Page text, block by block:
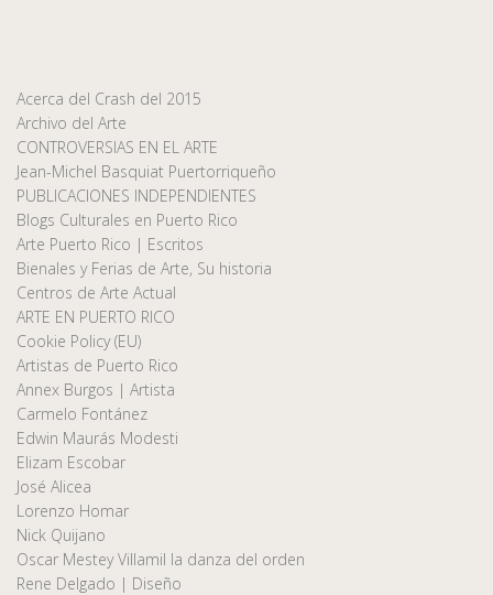
Acerca del Crash del 2015
Archivo del Arte
CONTROVERSIAS EN EL ARTE
Jean-Michel Basquiat Puertorriqueño
PUBLICACIONES INDEPENDIENTES
Blogs Culturales en Puerto Rico
Arte Puerto Rico | Escritos
Bienales y Ferias de Arte, Su historia
Centros de Arte Actual
ARTE EN PUERTO RICO
Cookie Policy (EU)
Artistas de Puerto Rico
Annex Burgos | Artista
Carmelo Fontánez
Edwin Maurás Modesti
Elizam Escobar
José Alicea
Lorenzo Homar
Nick Quijano
Oscar Mestey Villamil la danza del orden
Rene Delgado | Diseño